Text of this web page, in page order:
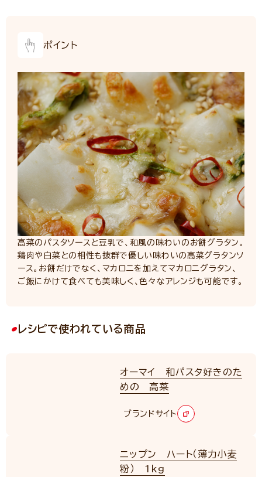
ポイント
高菜のパスタソースと豆乳で、和風の味わいのお餅グラタン。
鶏肉や白菜との相性も抜群で優しい味わいの高菜グラタンソ
ース。お餅だけでなく、マカロニを加えてマカロニグラタン、
ご飯にかけて食べても美味しく、色々なアレンジも可能です。
レシピで使われている商品
オーマイ 和パスタ好きのた
めの 高菜
ブランドサイト
ニップン ハート（薄力小麦
粉） 1kg